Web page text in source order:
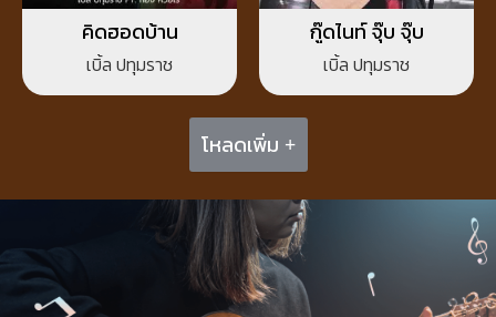
คิดฮอดบ้าน
เบิ้ล ปทุมราช
กู๊ดไนท์ จุ๊บ จุ๊บ
เบิ้ล ปทุมราช
โหลดเพิ่ม +